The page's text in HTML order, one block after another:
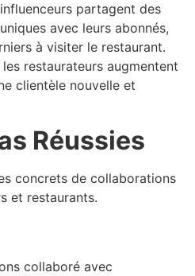
partagent des
avec leurs abonnés,
à visiter le restaurant.
restaurateurs augmentent
clientèle nouvelle et
Réussies
concrets de collaborations
et restaurants.
collaboré avec